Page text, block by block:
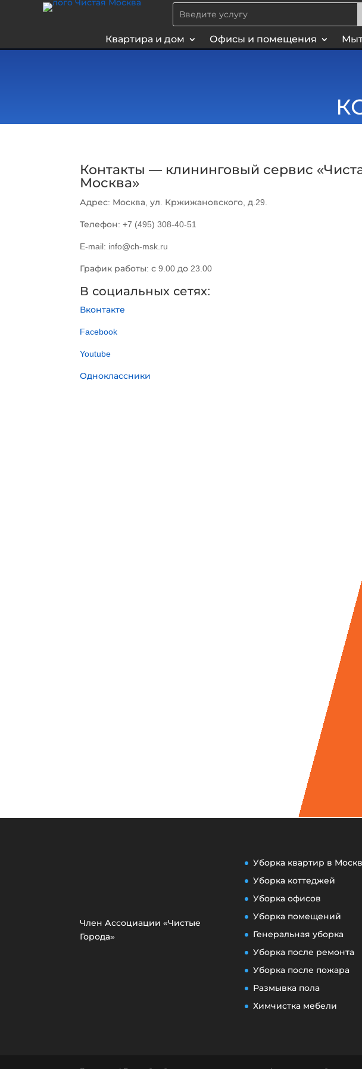
Квартира и дом Офисы и помещения
Контакты — клининговый сервис
Москва»
Адрес: Москва, ул. Кржижановского, д.29.
Телефон: +7 (495) 308-40-51
E-mail: info@ch-msk.ru
График работы: с 9.00 до 23.00
В социальных сетях:
Вконтакте
Facebook
Youtube
Одноклассники
Член Ассоциации «Чистые
Города»
Уборка квартир в
Уборка коттеджей
Уборка офисов
Уборка помещений
Генеральная уборка
Уборка после ремонта
Уборка после пожара
Размывка пола
Химчистка мебели